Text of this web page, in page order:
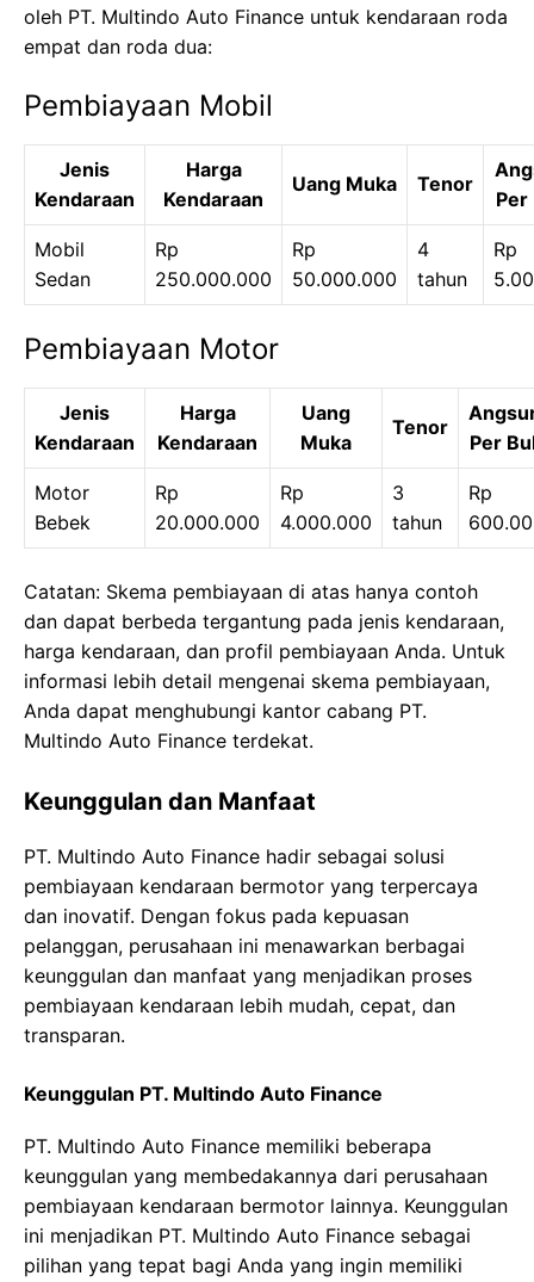
oleh PT. Multindo Auto Finance untuk kendaraan roda
empat dan roda dua:
Pembiayaan Mobil
Jenis
Kendaraan
Harga
Kendaraan
Uang Muka Tenor
Per
Mobil
Sedan
Rp
250.000.000
Rp
50.000.000
4
tahun
Rp
Pembiayaan Motor
Jenis
Kendaraan
Harga
Kendaraan
Uang
Muka
Tenor
Per
Motor
Bebek
Rp
20.000.000
Rp
4.000.000
3
tahun
Rp
Catatan: Skema pembiayaan di atas hanya contoh
dan dapat berbeda tergantung pada jenis kendaraan,
harga kendaraan, dan profil pembiayaan Anda. Untuk
informasi lebih detail mengenai skema pembiayaan,
Anda dapat menghubungi kantor cabang PT.
Multindo Auto Finance terdekat.
Keunggulan dan Manfaat
PT. Multindo Auto Finance hadir sebagai solusi
pembiayaan kendaraan bermotor yang terpercaya
dan inovatif. Dengan fokus pada kepuasan
pelanggan, perusahaan ini menawarkan berbagai
keunggulan dan manfaat yang menjadikan proses
pembiayaan kendaraan lebih mudah, cepat, dan
transparan.
Keunggulan PT. Multindo Auto Finance
PT. Multindo Auto Finance memiliki beberapa
keunggulan yang membedakannya dari perusahaan
pembiayaan kendaraan bermotor lainnya. Keunggulan
ini menjadikan PT. Multindo Auto Finance sebagai
pilihan yang tepat bagi Anda yang ingin memiliki